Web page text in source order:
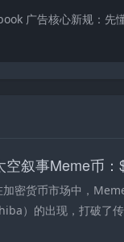
广告核心新规：先
空叙事Meme币
加密货币市场中，
）的出现，打破了